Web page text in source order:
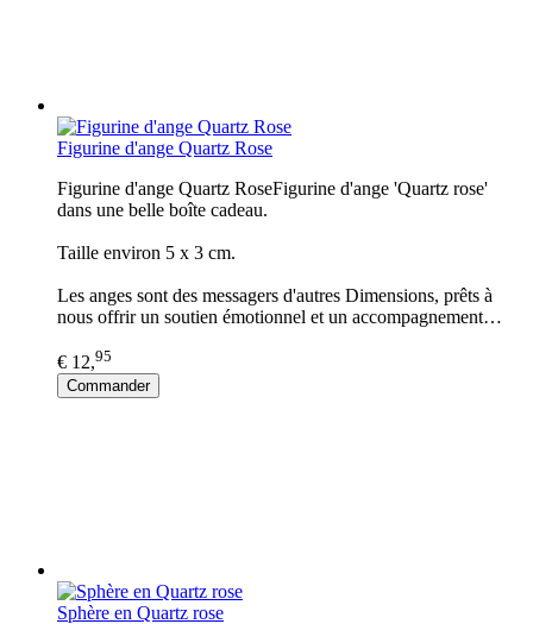
Figurine d'ange Quartz Rose
Figurine d'ange Quartz RoseFigurine d'ange 'Quartz rose'
dans une belle boîte cadeau.
Taille environ 5 x 3 cm.
Les anges sont des messagers d'autres Dimensions, prêts à
nous offrir un soutien émotionnel et un accompagnement…
€ 12,95
Commander
Sphère en Quartz rose